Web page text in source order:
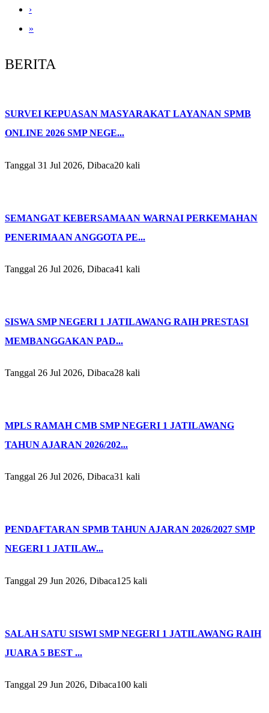
›
»
BERITA
SURVEI KEPUASAN MASYARAKAT LAYANAN SPMB
ONLINE 2026 SMP NEGE...
Tanggal 31 Jul 2026, Dibaca20 kali
SEMANGAT KEBERSAMAAN WARNAI PERKEMAHAN
PENERIMAAN ANGGOTA PE...
Tanggal 26 Jul 2026, Dibaca41 kali
SISWA SMP NEGERI 1 JATILAWANG RAIH PRESTASI
MEMBANGGAKAN PAD...
Tanggal 26 Jul 2026, Dibaca28 kali
MPLS RAMAH CMB SMP NEGERI 1 JATILAWANG
TAHUN AJARAN 2026/202...
Tanggal 26 Jul 2026, Dibaca31 kali
PENDAFTARAN SPMB TAHUN AJARAN 2026/2027 SMP
NEGERI 1 JATILAW...
Tanggal 29 Jun 2026, Dibaca125 kali
SALAH SATU SISWI SMP NEGERI 1 JATILAWANG RAIH
JUARA 5 BEST ...
Tanggal 29 Jun 2026, Dibaca100 kali